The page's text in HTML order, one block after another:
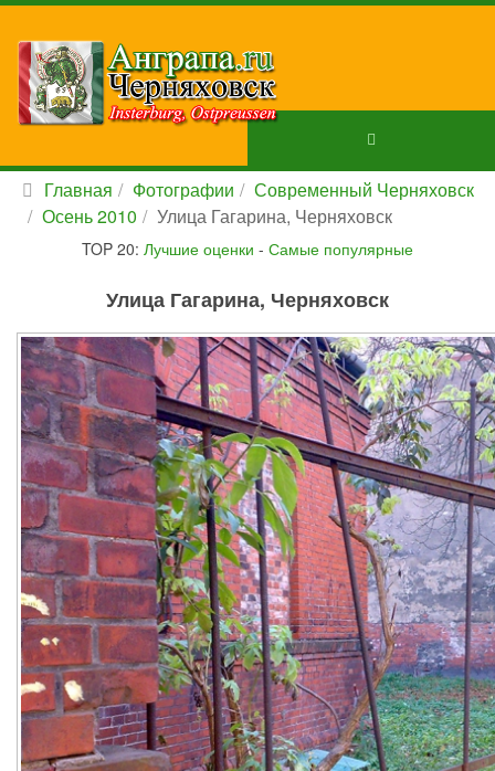
Главная Фотографии
Современный Черняховск
Осень 2010
Улица Гагарина, Черняховск
TOP 20: Лучшие оценки - Самые популярные
Улица Гагарина, Черняховск